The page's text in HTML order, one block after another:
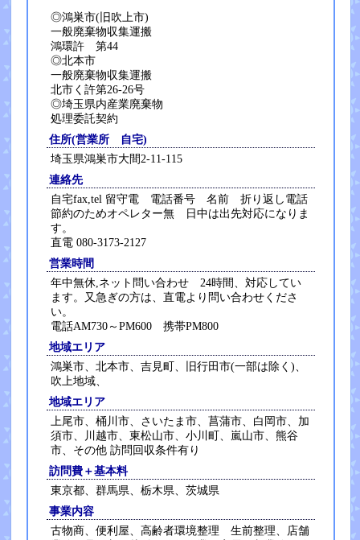
◎鴻巣市(旧吹上市)
一般廃棄物収集運搬
鴻環許 第44
◎北本市
一般廃棄物収集運搬
北市く許第26-26号
◎埼玉県内産業廃棄物
処理委託契約
住所(営業所 自宅)
埼玉県鴻巣市大間2-11-115
連絡先
自宅fax,tel 留守電 電話番号 名前 折り返し電話
節約のためオペレター無 日中は出先対応になりま
す。
直電 080-3173-2127
営業時間
年中無休,ネット問い合わせ 24時間、対応してい
ます。又急ぎの方は、直電より問い合わせくださ
い。
電話AM730～PM600 携帯PM800
地域エリア
鴻巣市、北本市、吉見町、旧行田市(一部は除く)、
吹上地域、
地域エリア
上尾市、桶川市、さいたま市、菖蒲市、白岡市、加
須市、川越市、東松山市、小川町、嵐山市、熊谷
市、その他 訪問回収条件有り
訪問費＋基本料
東京都、群馬県、栃木県、茨城県
事業内容
古物商、便利屋、高齢者環境整理 生前整理、店舗